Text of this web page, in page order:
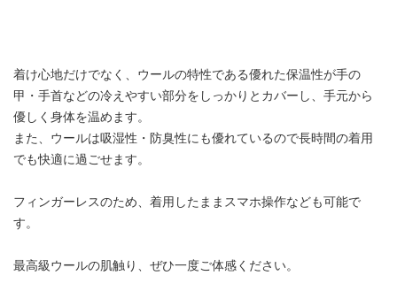
着け心地だけでなく、ウールの特性である優れた保温性が手の
甲・手首などの冷えやすい部分をしっかりとカバーし、手元から
優しく身体を温めます。
また、ウールは吸湿性・防臭性にも優れているので長時間の着用
でも快適に過ごせます。
フィンガーレスのため、着用したままスマホ操作なども可能で
す。
最高級ウールの肌触り、ぜひ一度ご体感ください。